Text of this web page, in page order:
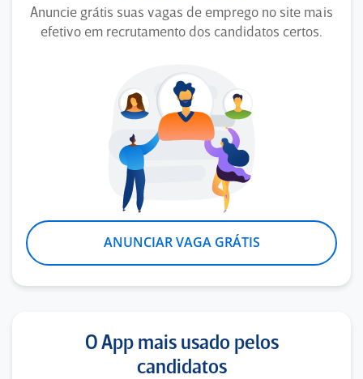
Anuncie grátis suas vagas de emprego no site mais
efetivo em recrutamento dos candidatos certos.
ANUNCIAR VAGA GRÁTIS
O App mais usado pelos
candidatos